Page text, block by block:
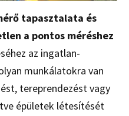
tapasztalata és
a pontos méréshez
az ingatlan-
munkálatokra van
tereprendezést vagy
épületek létesítését